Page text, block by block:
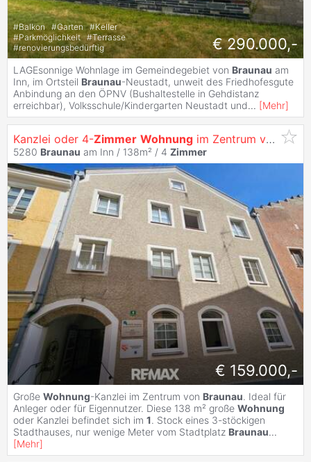
#Balkon #Garten #Keller
#Parkmöglichkeit #Terrasse
#renovierungsbedürftig € 290.000,-
LAGEsonnige Wohnlage im Gemeindegebiet von Braunau am
Inn, im Ortsteil Braunau-Neustadt, unweit des Friedhofesgute
Anbindung an den ÖPNV (Bushaltestelle in Gehdistanz
erreichbar), Volksschule/Kindergarten Neustadt und... [Mehr]
Kanzlei oder 4-Zimmer Wohnung im Zentrum von
5280 Braunau am Inn / 138m² / 4 Zimmer
€ 159.000,-
Große Wohnung-Kanzlei im Zentrum von Braunau. Ideal für
Anleger oder für Eigennutzer. Diese 138 m² große Wohnung
oder Kanzlei befindet sich im 1. Stock eines 3-stöckigen
Stadthauses, nur wenige Meter vom Stadtplatz Braunau...
[Mehr]